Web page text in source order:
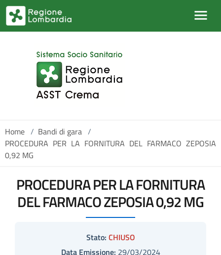
Salta al contenuto principale
Home / Bandi di gara /
PROCEDURA PER LA FORNITURA DEL FARMACO ZEPOSIA
0,92 MG
PROCEDURA PER LA FORNITURA
DEL FARMACO ZEPOSIA 0,92 MG
Stato: CHIUSO
Data Emissione: 29/03/2024